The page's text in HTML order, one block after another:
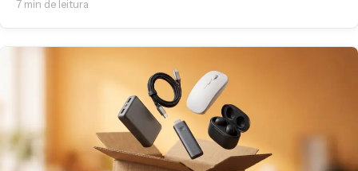
7 min de leitura